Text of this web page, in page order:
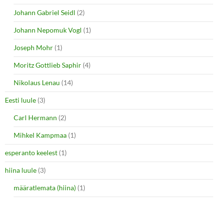
Johann Gabriel Seidl (2)
Johann Nepomuk Vogl (1)
Joseph Mohr (1)
Moritz Gottlieb Saphir (4)
Nikolaus Lenau (14)
Eesti luule (3)
Carl Hermann (2)
Mihkel Kampmaa (1)
esperanto keelest (1)
hiina luule (3)
määratlemata (hiina) (1)